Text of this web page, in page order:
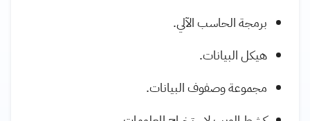
برمجة الحاسب الآلي.
هيكل البيانات.
مجموعة وصفوف البيانات.